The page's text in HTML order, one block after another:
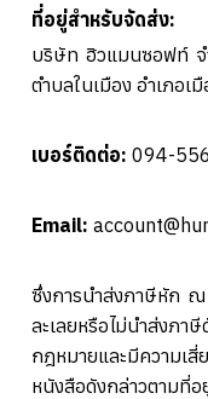
ที่อยู่สำหรับจัดส่ง:
บริษัท ฮิวแมนซอฟท์ จ
ตำบลในเมือง อำเภอ
เบอร์ติดต่อ: 094-
Email:
ซึ่งการนำส่งภาษีหัก ณ
ละเลยหรือไม่นำส่ง
กฎหมายและมีความเ
หนังสือดังกล่าวตามที่อ